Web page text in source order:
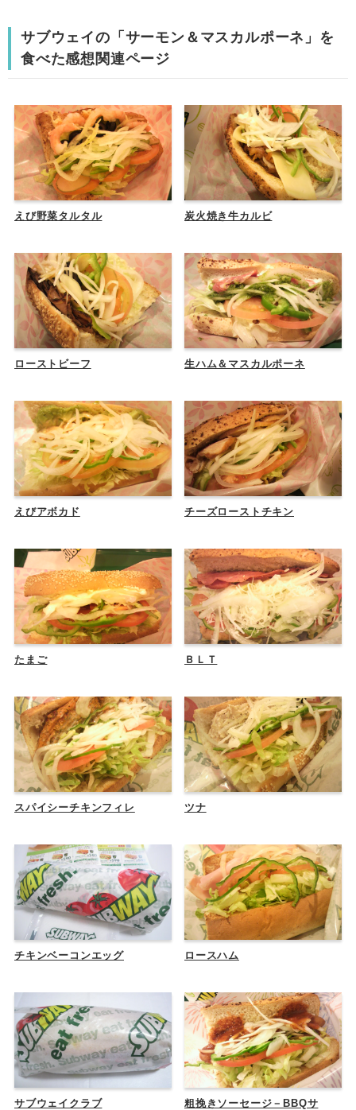
サブウェイの「サーモン＆マスカルポーネ」を
食べた感想関連ページ
えび野菜タルタル 炭火焼き牛カルビ
ローストビーフ 生ハム＆マスカルポーネ
えびアボカド チーズローストチキン
たまご ＢＬＴ
スパイシーチキンフィレ ツナ
チキンベーコンエッグ ロースハム
サブウェイクラブ
粗挽きソーセージ－BBQサ